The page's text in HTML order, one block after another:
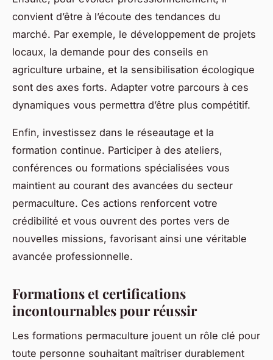
convient d’être à l’écoute des tendances du
marché. Par exemple, le développement de projets
locaux, la demande pour des conseils en
agriculture urbaine, et la sensibilisation écologique
sont des axes forts. Adapter votre parcours à ces
dynamiques vous permettra d’être plus compétitif.
Enfin, investissez dans le réseautage et la
formation continue. Participer à des ateliers,
conférences ou formations spécialisées vous
maintient au courant des avancées du secteur
permaculture. Ces actions renforcent votre
crédibilité et vous ouvrent des portes vers de
nouvelles missions, favorisant ainsi une véritable
avancée professionnelle.
Formations et certifications
incontournables pour réussir
Les formations permaculture jouent un rôle clé pour
toute personne souhaitant maîtriser durablement